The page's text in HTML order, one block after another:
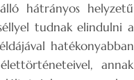
hátrányos helyzetű
tudnak elindulni a
hatékonyabban
annak